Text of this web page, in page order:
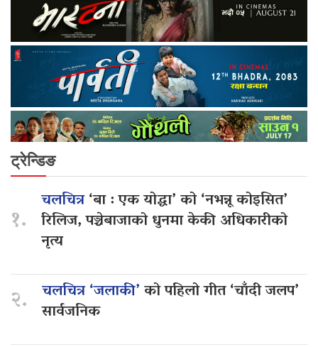
ट्रेन्डिङ
१.
चलचित्र‘बा : एक योद्धा’ को ‘नभन्नू कोइसित’
रिलिज, पञ्चेबाजाको धुनमा केकी अधिकारीको
नृत्य
२. चलचित्र ‘जलाकी’को पहिलो गीत ‘चाँदी जलप’
सार्वजनिक